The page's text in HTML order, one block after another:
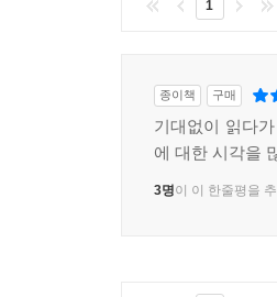
- 대프니 머킨 (평론
‘정신병의 원인을
1
종이책 구매
기대없이 읽다
에 대한 시각을
3명이 이 한줄평을